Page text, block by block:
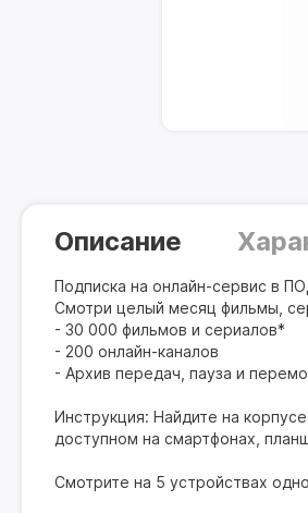
Описание
Подписка на онлайн-сервис в
Смотри целый месяц фильмы,
- 30 000 фильмов и сериалов*
- 200 онлайн-каналов
- Архив передач, пауза и
Инструкция: Найдите на
доступном на смартфонах,
Смотрите на 5 устройствах